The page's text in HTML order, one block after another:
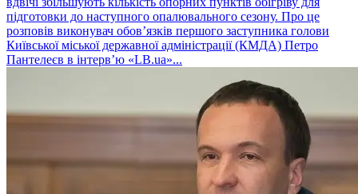
підготовки до наступного опалювального сезону. Про це
розповів виконувач обовʼязків першого заступника голови
Київської міської державної адміністрації (КМДА) Петро
Пантелеєв в інтервʼю «LB.ua»...